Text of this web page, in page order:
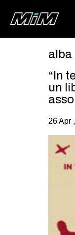
alba
“In
un
26 Apr